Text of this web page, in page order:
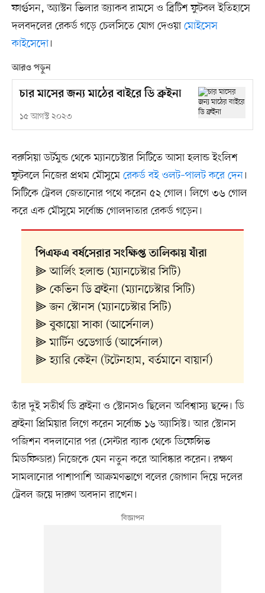
ফার্গুসন, অ্যাস্টন ভিলার জ্যাকব রামসে ও ব্রিটিশ ফুটবল ইতিহাসে
দলবদলের রেকর্ড গড়ে চেলসিতে যোগ দেওয়া মোইসেস
কাইসেদো।
আরও পড়ুন
চার মাসের জন্য মাঠের বাইরে ডি ব্রুইনা
১৫ আগস্ট ২০২৩
বরুসিয়া ডর্টমুন্ড থেকে ম্যানচেস্টার সিটিতে আসা হলান্ড ইংলিশ
ফুটবলে নিজের প্রথম মৌসুমে রেকর্ড বই ওলট–পালট করে দেন।
সিটিকে ট্রেবল জেতানোর পথে করেন ৫২ গোল। লিগে ৩৬ গোল
করে এক মৌসুমে সর্বোচ্চ গোলদাতার রেকর্ড গড়েন।
পিএফএ বর্ষসেরার সংক্ষিপ্ত তালিকায় যাঁরা
⫸ আর্লিং হলান্ড (ম্যানচেস্টার সিটি)
⫸ কেভিন ডি ব্রুইনা (ম্যানচেস্টার সিটি)
⫸ জন স্টোনস (ম্যানচেস্টার সিটি)
⫸ বুকায়ো সাকা (আর্সেনাল)
⫸ মার্টিন ওডেগার্ড (আর্সেনাল)
⫸ হ্যারি কেইন (টটেনহাম, বর্তমানে বায়ার্ন)
তাঁর দুই সতীর্থ ডি ব্রুইনা ও স্টোনসও ছিলেন অবিশ্বাস্য ছন্দে। ডি
ব্রুইনা প্রিমিয়ার লিগে করেন সর্বোচ্চ ১৬ অ্যাসিস্ট। আর স্টোনস
পজিশন বদলানোর পর (সেন্টার ব্যাক থেকে ডিফেন্সিভ
মিডফিল্ডার) নিজেকে যেন নতুন করে আবিষ্কার করেন। রক্ষণ
সামলানোর পাশাপাশি আক্রমণভাগে বলের জোগান দিয়ে দলের
ট্রেবল জয়ে দারুণ অবদান রাখেন।